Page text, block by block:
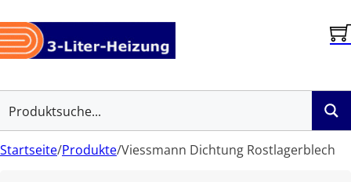
Startseite/Produkte/Viessmann Dichtung Rostlagerblech